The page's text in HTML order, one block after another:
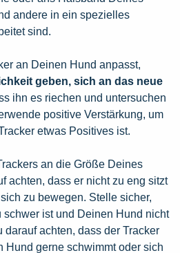
andere in ein spezielles
sind.
an Deinen Hund anpasst,
geben, sich an das neue
ihn es riechen und untersuchen
positive Verstärkung, um
etwas Positives ist.
an die Größe Deines
achten, dass er nicht zu eng sitzt
zu bewegen. Stelle sicher,
schwer ist und Deinen Hund nicht
darauf achten, dass der Tracker
Hund gerne schwimmt oder sich